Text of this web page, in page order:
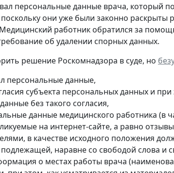
персональные данные врача, который
они уже были законно раскрыты
работник обратился за
об удалении спорных данных.
решение Роскомнадзора в суде, но
персональные данные,
субъекта персональных данных и
без такого согласия,
данные медицинского работника (в
на интернет-сайте, а равно
в качестве исходного положения
наравне со свободой слова
о местах работы врача